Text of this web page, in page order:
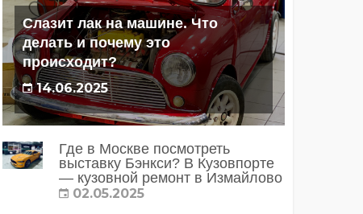
Слазит лак на машине. Что
делать и почему это
происходит?
14.06.2025
Где в Москве посмотреть
выставку Бэнкси? В Кузовпорте
— кузовной ремонт в Измайлово
02.05.2025